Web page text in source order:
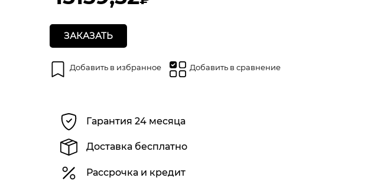
ЗАКАЗАТЬ
Добавить в избранное Добавить в сравнение
Гарантия 24 месяца
Доставка бесплатно
Рассрочка и кредит